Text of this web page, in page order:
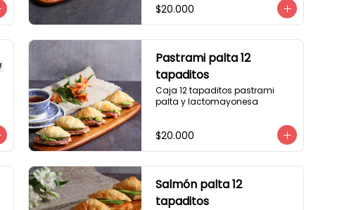
$20.000
Pastrami palta 12
tapaditos
Caja 12 tapaditos pastrami
palta y lactomayonesa
$20.000
Salmón palta 12
tapaditos